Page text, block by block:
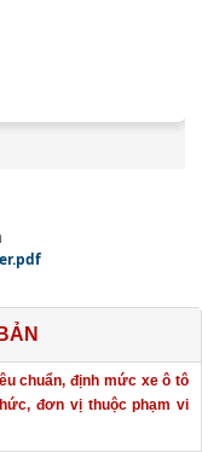
chuẩn, định mức xe ô tô
đơn vị thuộc phạm vi